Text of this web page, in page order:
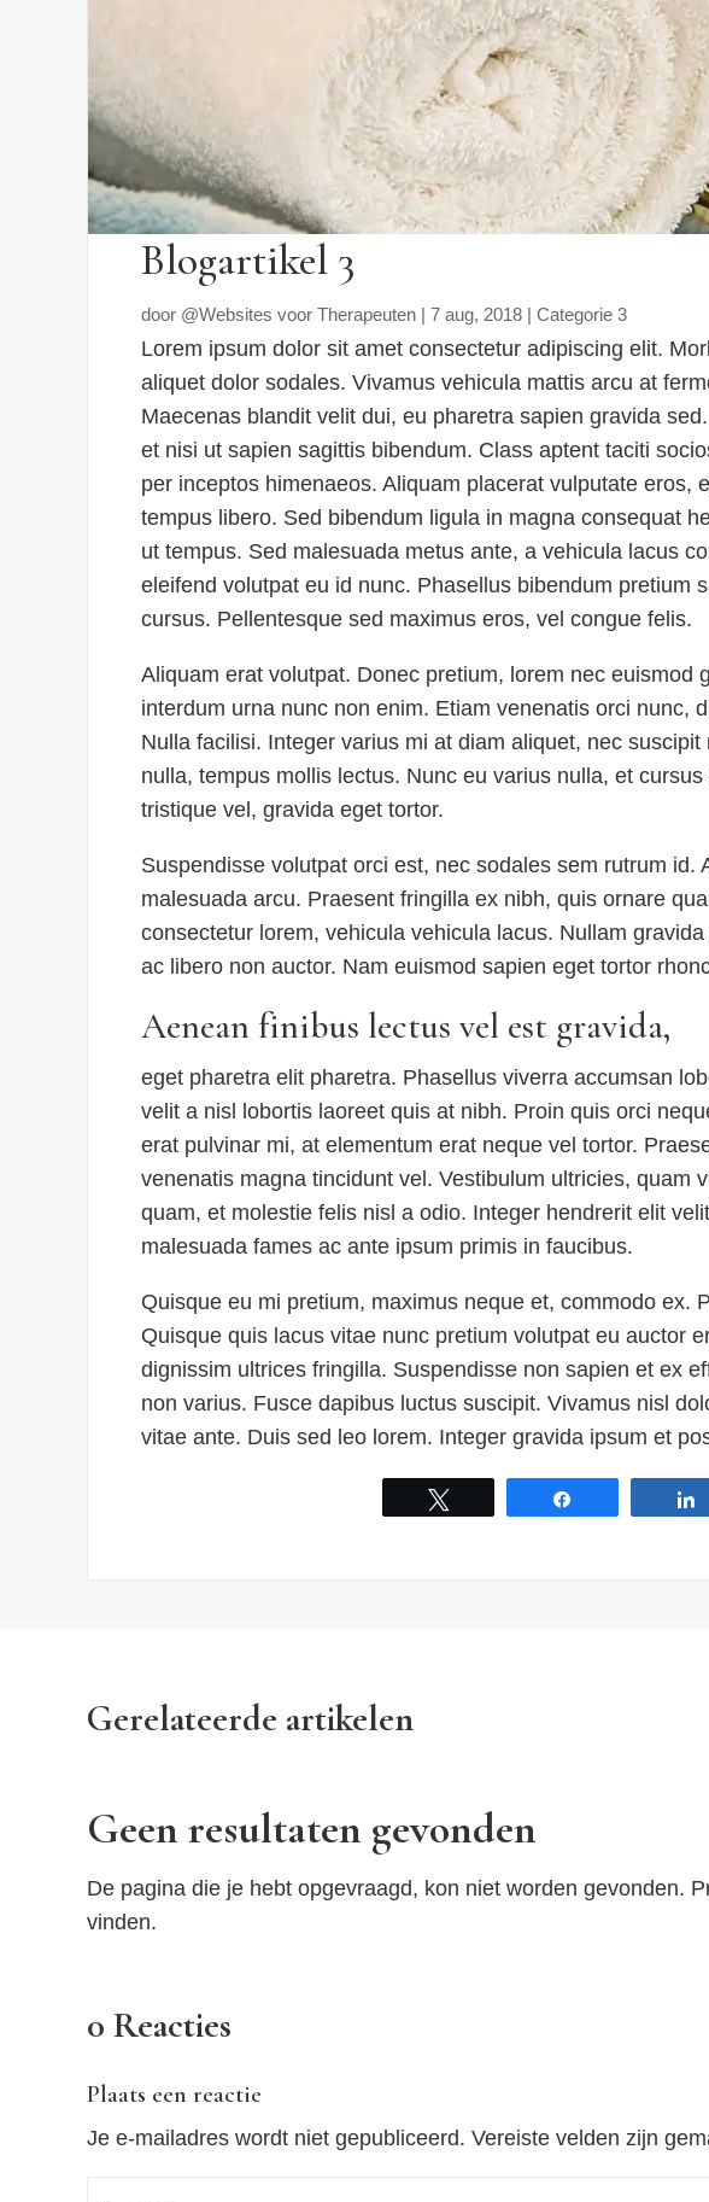
Blogartikel 3
door @Websites voor Therapeuten |7 aug, 2018 |Categorie 3
Lorem ipsum dolor sit amet consectetur adipiscing elit.
aliquet dolor sodales. Vivamus vehicula mattis arcu at
Maecenas blandit velit dui, eu pharetra sapien gravida
et nisi ut sapien sagittis bibendum. Class aptent taciti
per inceptos himenaeos. Aliquam placerat vulputate eros,
tempus libero. Sed bibendum ligula in magna consequat
ut tempus. Sed malesuada metus ante, a vehicula lacus
eleifend volutpat eu id nunc. Phasellus bibendum pretium
cursus. Pellentesque sed maximus eros, vel congue felis.
Aliquam erat volutpat. Donec pretium, lorem nec euismod
interdum urna nunc non enim. Etiam venenatis orci nunc,
Nulla facilisi. Integer varius mi at diam aliquet, nec
nulla, tempus mollis lectus. Nunc eu varius nulla, et
tristique vel, gravida eget tortor.
Suspendisse volutpat orci est, nec sodales sem rutrum id.
malesuada arcu. Praesent fringilla ex nibh, quis ornare
consectetur lorem, vehicula vehicula lacus. Nullam
ac libero non auctor. Nam euismod sapien eget tortor
Aenean finibus lectus vel est gravida,
eget pharetra elit pharetra. Phasellus viverra accumsan
velit a nisl lobortis laoreet quis at nibh. Proin quis orci
erat pulvinar mi, at elementum erat neque vel tortor.
venenatis magna tincidunt vel. Vestibulum ultricies, quam
quam, et molestie felis nisl a odio. Integer hendrerit elit
malesuada fames ac ante ipsum primis in faucibus.
Quisque eu mi pretium, maximus neque et, commodo ex.
Quisque quis lacus vitae nunc pretium volutpat eu auctor
dignissim ultrices fringilla. Suspendisse non sapien et ex
non varius. Fusce dapibus luctus suscipit. Vivamus nisl
vitae ante. Duis sed leo lorem. Integer gravida ipsum et
Gerelateerde artikelen
Geen resultaten gevonden
De pagina die je hebt opgevraagd, kon niet worden gevonden.
vinden.
0 Reacties
Plaats een reactie
Je e-mailadres wordt niet gepubliceerd. Vereiste velden zijn